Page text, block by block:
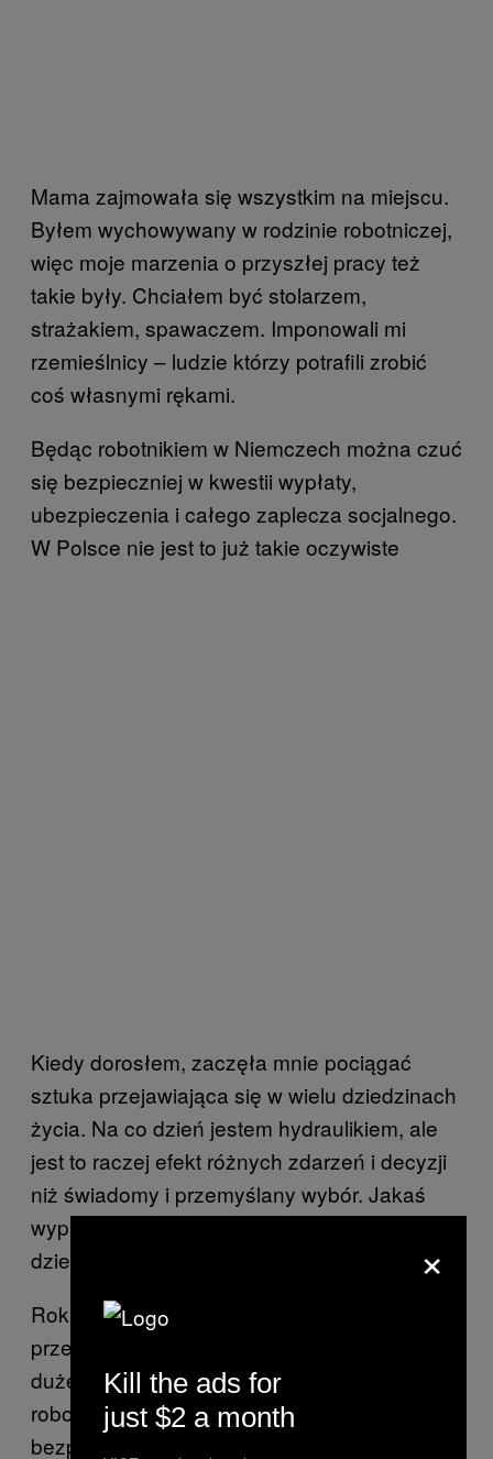
Mama zajmowała się wszystkim na miejscu.
Byłem wychowywany w rodzinie robotniczej,
więc moje marzenia o przyszłej pracy też
takie były. Chciałem być stolarzem,
strażakiem, spawaczem. Imponowali mi
rzemieślnicy – ludzie którzy potrafili zrobić
coś własnymi rękami.
Będąc robotnikiem w Niemczech można czuć
się bezpieczniej w kwestii wypłaty,
ubezpieczenia i całego zaplecza socjalnego.
W Polsce nie jest to już takie oczywiste
Kiedy dorosłem, zaczęła mnie pociągać
sztuka przejawiająca się w wielu dziedzinach
życia. Na co dzień jestem hydraulikiem, ale
jest to raczej efekt różnych zdarzeń i decyzji
niż świadomy i przemyślany wybór. Jakaś
wypadkowa pragmatyzmu wpojonego w
dzieciństwie i fascynacji rzemiosłem.
Rok temu zdecydowałem się na
przeprowadzkę do Berlina. Nie odczuwam
dużej różnicy w samej pracy, ale będąc
robotnikiem w Niemczech można czuć się
bezpieczniej w kwestii wypłaty,
×
Kill the ads for
just $2 a month